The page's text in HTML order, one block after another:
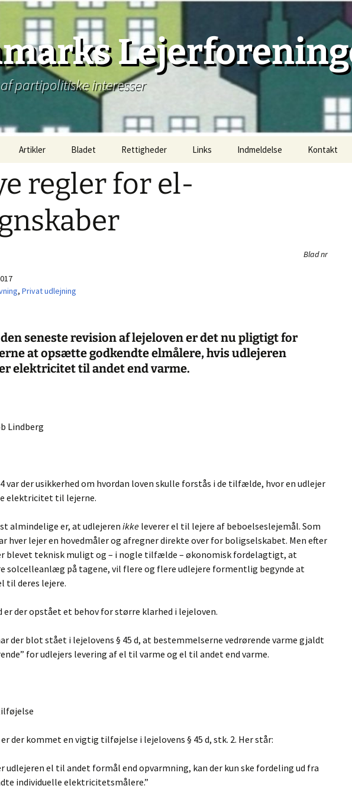
partipolitiske interesser
Artikler Bladet Rettigheder
Lejemål, principielt
Links Indmeldelse Kontakt
regler for el-
Blad nr
, Privat udlejning
seneste revision af lejeloven er det nu pligtigt for
at opsætte godkendte elmålere, hvis udlejeren
elektricitet til andet end varme.
Lindberg
var der usikkerhed om hvordan loven skulle forstås i de tilfælde, hvor en udlejer
elektricitet til lejerne.
almindelige er, at udlejeren ikke leverer el til lejere af beboelseslejemål. Som
hver lejer en hovedmåler og afregner direkte over for boligselskabet. Men efter
blevet teknisk muligt og – i nogle tilfælde – økonomisk fordelagtigt, at
solcelleanlæg på tagene, vil flere og flere udlejere formentlig begynde at
til deres lejere.
er der opstået et behov for større klarhed i lejeloven.
der blot stået i lejelovens § 45 d, at bestemmelserne vedrørende varme gjaldt
for udlejers levering af el til varme og el til andet end varme.
er der kommet en vigtig tilføjelse i lejelovens § 45 d, stk. 2. Her står:
udlejeren el til andet formål end opvarmning, kan der kun ske fordeling ud fra
individuelle elektricitetsmålere.”